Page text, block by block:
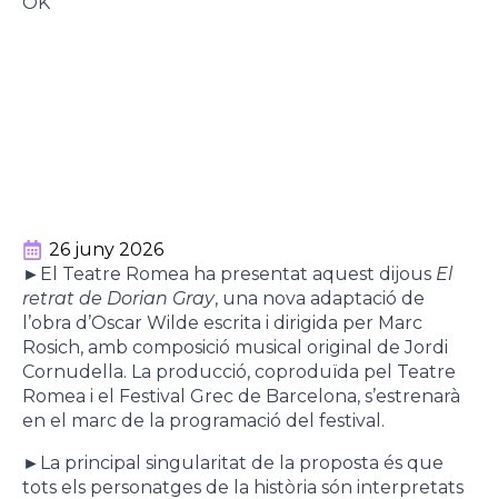
26 juny 2026
► El Teatre Romea ha presentat aquest dijous El
retrat de Dorian Gray, una nova adaptació de
l’obra d’Oscar Wilde escrita i dirigida per Marc
Rosich, amb composició musical original de Jordi
Cornudella. La producció, coproduïda pel Teatre
Romea i el Festival Grec de Barcelona, s’estrenarà
en el marc de la programació del festival.
► La principal singularitat de la proposta és que
tots els personatges de la història són interpretats